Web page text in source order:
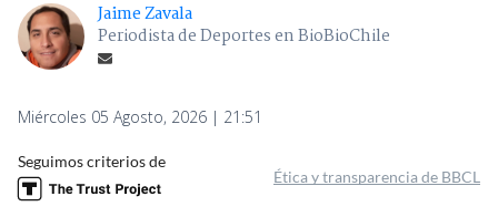
Jaime Zavala
Periodista de Deportes en BioBioChile
Miércoles 05 Agosto, 2026 | 21:51
Seguimos criterios de
Ética y transparencia de BBCL